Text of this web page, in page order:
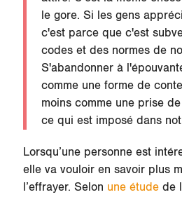
le gore. Si les gens
c'est parce que c'est
codes et des normes de
S'abandonner à
comme une forme de
moins comme une prise
ce qui est imposé dans
Lorsqu’une personne est
elle va vouloir en savoir plus
l’effrayer. Selon une étudede